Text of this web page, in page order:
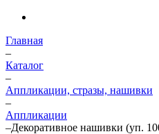
Главная
–
Каталог
–
Аппликации, стразы, нашивки
–
Аппликации
–Декоративное нашивки (уп.